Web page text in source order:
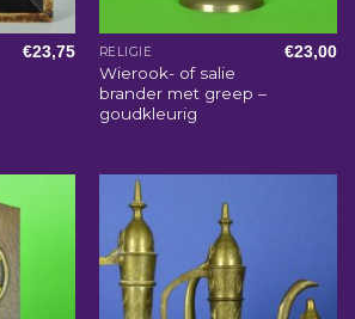
€23,75 RELIGIE
Wierook- of salie
brander met greep –
goudkleurig
€23,00